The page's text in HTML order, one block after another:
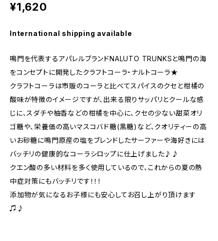
¥1,620
International shipping available
鳴門を代表するアパレルブランドNALUTO TRUNKSと鳴門の海
をコンセプトに開発したクラフトコーラ・ナルトコーラ★
クラフトコーラは市販のコーラと比べてスパイスのクセと柑橘の
酸味が特徴のイメージですが、出来る限りサッパリとクールな感
じに、スダチや柚香などの柑橘を中心に、クセの少ない甜菜オリ
ゴ糖や、栄養価の高いマスコバド糖(黒糖)など、クオリティーの高
いお砂糖に鳴門原産の塩をブレンドしたサーファーや海好きには
バッチリの健康的なコーラシロップに仕上げました♪♪
クエン酸の多い材料を多く使用しているので、これからの夏の熱
中症対策にもバッチリです！！！
添加物が気になるお子様にも安心してお召し上がり頂けます
♫♪